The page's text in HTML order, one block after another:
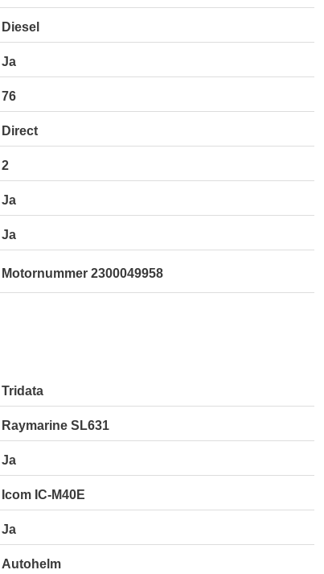
Diesel
Ja
76
Direct
2
Ja
Ja
Motornummer 2300049958
Tridata
Raymarine SL631
Ja
Icom IC-M40E
Ja
Autohelm